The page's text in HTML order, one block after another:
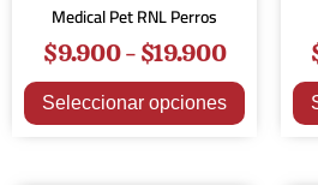
Medical Pet RNL Perros
$9.900-$19.900
Seleccionar opciones